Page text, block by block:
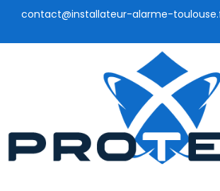
contact@installateur-alarme-